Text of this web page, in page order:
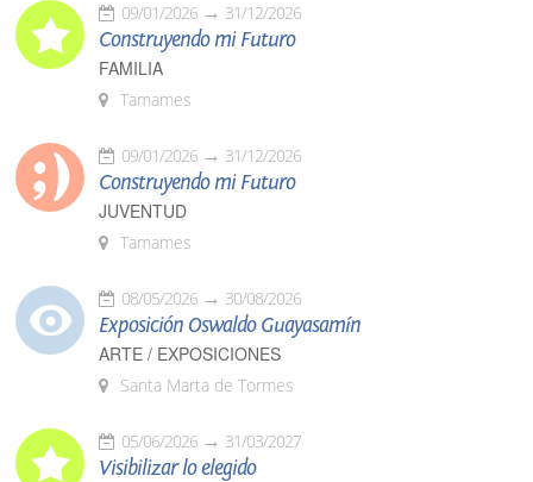
09/01/2026 31/12/2026
Construyendo mi Futuro
FAMILIA
Tamames
09/01/2026 31/12/2026
Construyendo mi Futuro
JUVENTUD
Tamames
08/05/2026 30/08/2026
Exposición Oswaldo Guayasamín
ARTE / EXPOSICIONES
Santa Marta de Tormes
05/06/2026 31/03/2027
Visibilizar lo elegido